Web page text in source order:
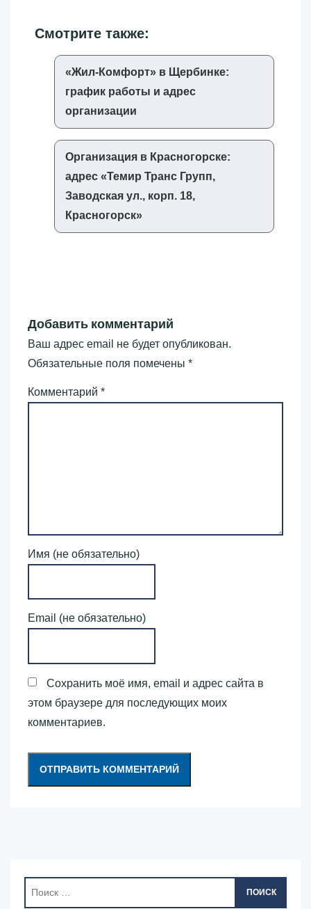
Смотрите также:
«‎Жил-Комфорт»‎ в Щербинке:
график работы и адрес
организации
Организация в Красногорске:
адрес «‎Темир Транс Групп,
Заводская ул., корп. 18,
Красногорск»‎
Добавить комментарий
Ваш адрес email не будет опубликован.
Обязательные поля помечены *
Комментарий *
Имя (не обязательно)
Email (не обязательно)
Сохранить моё имя, email и адрес сайта в
этом браузере для последующих моих
комментариев.
ПОИСК